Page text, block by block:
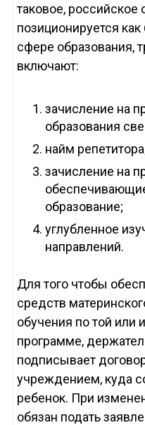
таковое, российское
позиционируется
сфере образования,
включают:
зачисление на
образования
найм
зачисление на
образование;
углубленное
направлений.
Для того чтобы
средств
обучения по той или
программе,
подписывает
учреждением, куда
ребенок. При
обязан подать